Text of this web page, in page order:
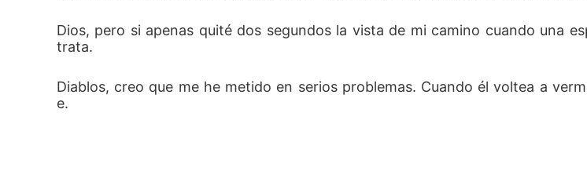
Dios, pero si apenas quité dos segundos la vista de mi camino cuando una
trata.
Diablos, creo que me he metido en serios problemas. Cuando él voltea a
e.